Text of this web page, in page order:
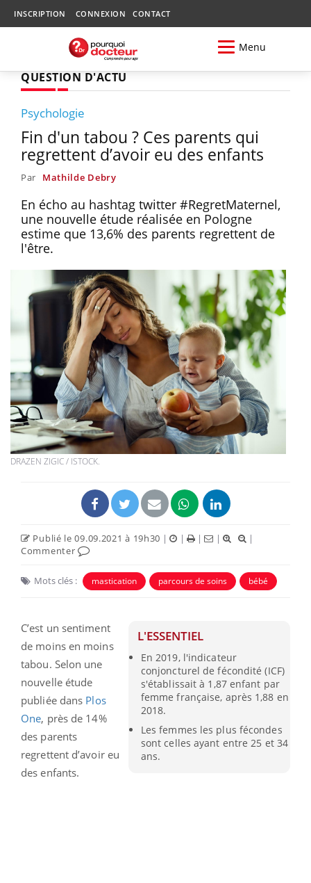
INSCRIPTION CONNEXION CONTACT
Menu
QUESTION D'ACTU
Psychologie
Fin d'un tabou ? Ces parents qui
regrettent d’avoir eu des enfants
Par Mathilde Debry
En écho au hashtag twitter #RegretMaternel,
une nouvelle étude réalisée en Pologne
estime que 13,6% des parents regrettent de
l'être.
DRAZEN ZIGIC / ISTOCK.
Publié le 09.09.2021 à 19h30 | | | |
|
Commenter
Mots clés : mastication parcours de soins bébé
L'ESSENTIEL
En 2019, l'indicateur
conjoncturel de fécondité (ICF)
s'établissait à 1,87 enfant par
femme française, après 1,88 en
2018.
Les femmes les plus fécondes
sont celles ayant entre 25 et 34
ans.
C’est un sentiment
de moins en moins
tabou. Selon une
nouvelle étude
publiée dans Plos
One, près de 14%
des parents
regrettent d’avoir eu
des enfants.